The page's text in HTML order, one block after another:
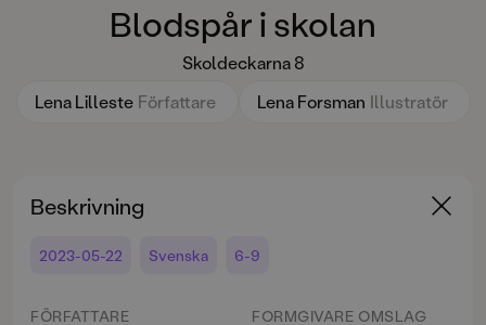
Blodspår i skolan
Skoldeckarna 8
Lena Lilleste Författare Lena Forsman Illustratör
Beskrivning
2023-05-22 Svenska 6-9
FÖRFATTARE FORMGIVARE OMSLAG